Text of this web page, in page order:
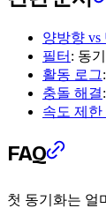
양방향 vs
필터 : 동
활동 로그
충돌 해결
속도 제한
FAQ
첫 동기화는 얼